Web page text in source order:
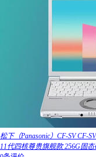
松下（Panasonic）CF-SV CF-
11代四核尊贵旗舰款 256G固态